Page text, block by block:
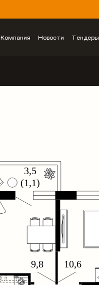
Компания Новости Тендеры